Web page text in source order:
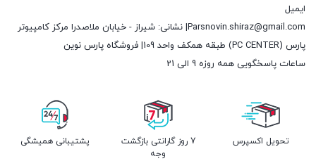
ایمیل
Parsnovin.shiraz@gmail.com| نشانی: شیراز - خیابان ملاصدرا مرکز کامپیوتر
پارس (PC CENTER) طبقه همکف واحد 109| فروشگاه پارس نوین
ساعات پاسخگویی همه روزه 9 الی 21
تحویل اکسپرس
7 روز گارانتی بازگشت
وجه
پشتیبانی همیشگی